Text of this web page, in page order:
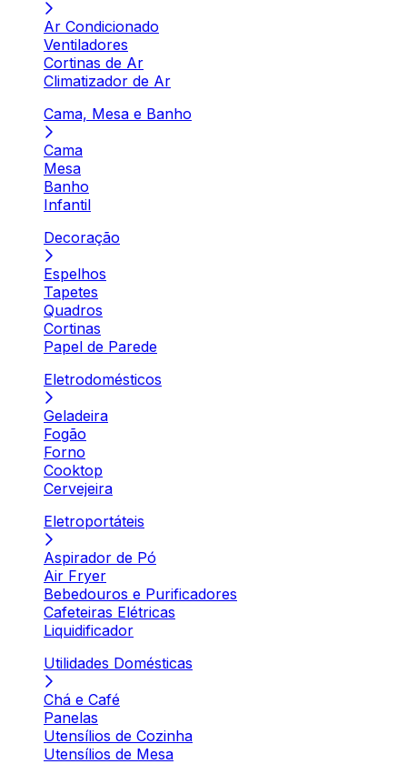
Ar Condicionado
Ventiladores
Cortinas de Ar
Climatizador de Ar
Cama, Mesa e Banho
Cama
Mesa
Banho
Infantil
Decoração
Espelhos
Tapetes
Quadros
Cortinas
Papel de Parede
Eletrodomésticos
Geladeira
Fogão
Forno
Cooktop
Cervejeira
Eletroportáteis
Aspirador de Pó
Air Fryer
Bebedouros e Purificadores
Cafeteiras Elétricas
Liquidificador
Utilidades Domésticas
Chá e Café
Panelas
Utensílios de Cozinha
Utensílios de Mesa